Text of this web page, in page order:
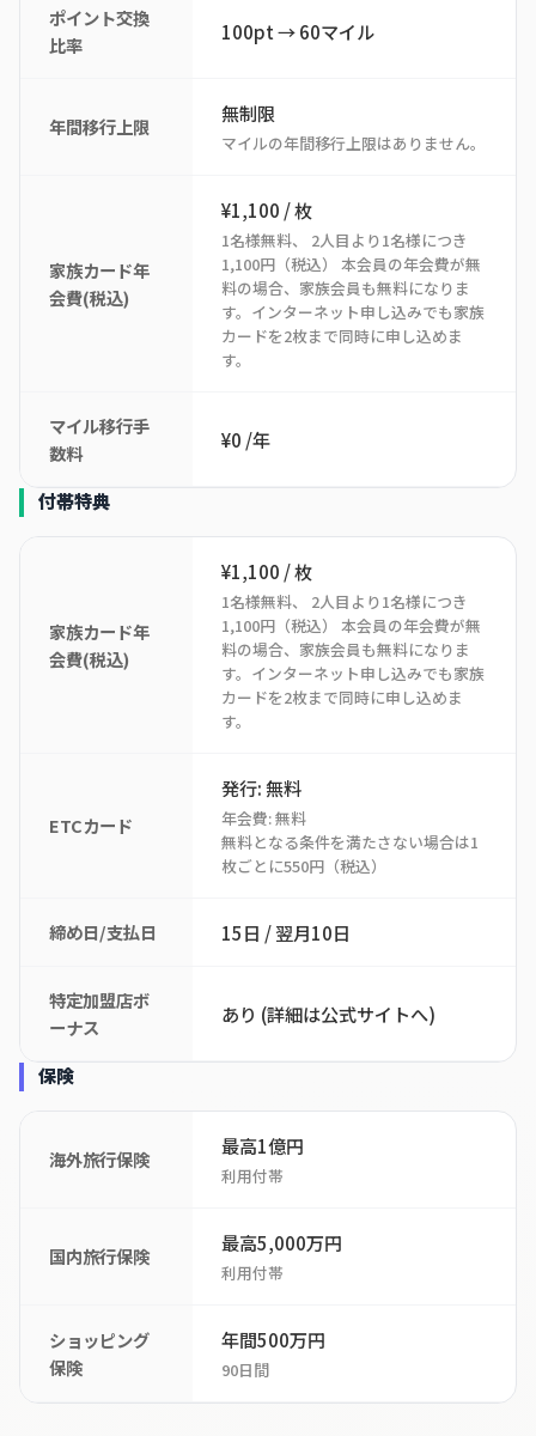
ポイント交換
比率
100pt → 60マイル
年間移行上限
無制限
マイルの年間移行上限はありません。
家族カード年
会費(税込)
¥1,100 / 枚
1名様無料、 2人目より1名様につき
1,100円（税込） 本会員の年会費が無
料の場合、家族会員も無料になりま
す。インターネット申し込みでも家族
カードを2枚まで同時に申し込めま
す。
マイル移行手
数料
¥0 /年
付帯特典
家族カード年
会費(税込)
¥1,100 / 枚
1名様無料、 2人目より1名様につき
1,100円（税込） 本会員の年会費が無
料の場合、家族会員も無料になりま
す。インターネット申し込みでも家族
カードを2枚まで同時に申し込めま
す。
ETCカード
発行: 無料
年会費: 無料
無料となる条件を満たさない場合は1
枚ごとに550円（税込）
締め日/支払日 15日 / 翌月10日
特定加盟店ボ
ーナス
あり (詳細は公式サイトへ)
保険
海外旅行保険
最高1億円
利用付帯
国内旅行保険
最高5,000万円
利用付帯
ショッピング
保険
年間500万円
90日間